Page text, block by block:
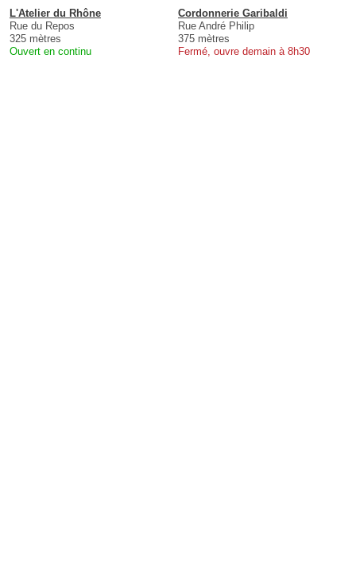
L'Atelier du Rhône
Rue du Repos
325 mètres
Ouvert en continu
Cordonnerie Garibaldi
Rue André Philip
375 mètres
Fermé, ouvre demain à 8h30